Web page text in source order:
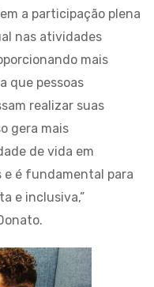
a participação plena
nas atividades
mais
que pessoas
realizar suas
gera mais
de vida em
é fundamental para
e inclusiva,”